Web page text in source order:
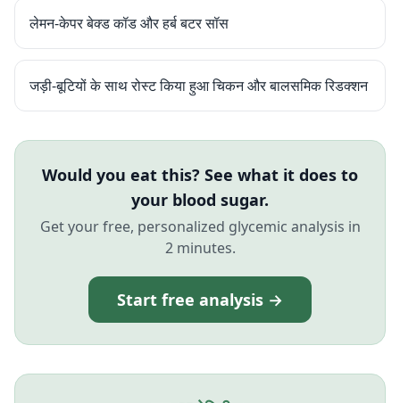
लेमन-केपर बेक्ड कॉड और हर्ब बटर सॉस
जड़ी-बूटियों के साथ रोस्ट किया हुआ चिकन और बालसमिक रिडक्शन
Would you eat this? See what it does to
your blood sugar.
Get your free, personalized glycemic analysis in
2 minutes.
Start free analysis →